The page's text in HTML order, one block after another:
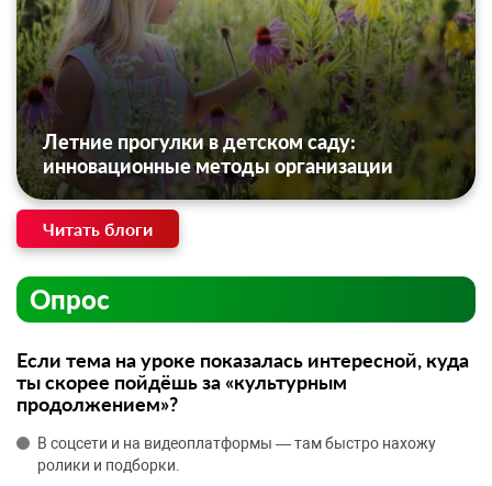
Летние прогулки в детском саду:
инновационные методы организации
Читать блоги
Опрос
Если тема на уроке показалась интересной, куда
ты скорее пойдёшь за «культурным
продолжением»?
В соцсети и на видеоплатформы — там быстро нахожу
ролики и подборки.